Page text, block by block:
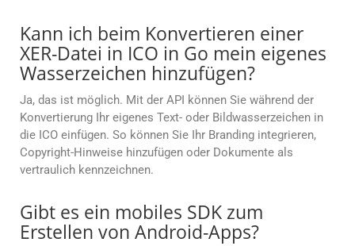
Kann ich beim Konvertieren einer
XER-Datei in ICO in Go mein eigenes
Wasserzeichen hinzufügen?
Ja, das ist möglich. Mit der API können Sie während der
Konvertierung Ihr eigenes Text- oder Bildwasserzeichen in
die ICO einfügen. So können Sie Ihr Branding integrieren,
Copyright-Hinweise hinzufügen oder Dokumente als
vertraulich kennzeichnen.
Gibt es ein mobiles SDK zum
Erstellen von Android-Apps?